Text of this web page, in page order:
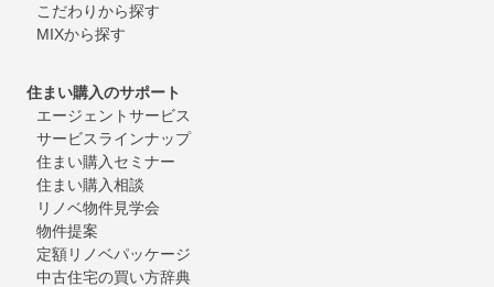
こだわりから探す
MIXから探す
住まい購入のサポート
エージェントサービス
サービスラインナップ
住まい購入セミナー
住まい購入相談
リノベ物件見学会
物件提案
定額リノベパッケージ
中古住宅の買い方辞典